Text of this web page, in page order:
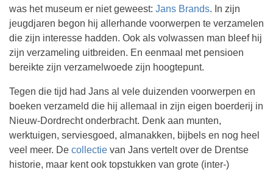
was het museum er niet geweest: Jans Brands. In zijn
jeugdjaren begon hij allerhande voorwerpen te verzamelen
die zijn interesse hadden. Ook als volwassen man bleef hij
zijn verzameling uitbreiden. En eenmaal met pensioen
bereikte zijn verzamelwoede zijn hoogtepunt.
Tegen die tijd had Jans al vele duizenden voorwerpen en
boeken verzameld die hij allemaal in zijn eigen boerderij in
Nieuw-Dordrecht onderbracht. Denk aan munten,
werktuigen, serviesgoed, almanakken, bijbels en nog heel
veel meer. De collectie van Jans vertelt over de Drentse
historie, maar kent ook topstukken van grote (inter-)